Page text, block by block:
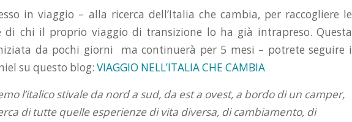
in viaggio – alla ricerca dell’Italia che cambia, per raccogliere le
di chi il proprio viaggio di transizione lo ha già intrapreso. Questa
da pochi giorni ma continuerà per 5 mesi – potrete seguire i
su questo blog: VIAGGIO NELL’ITALIA CHE CAMBIA
l’italico stivale da nord a sud, da est a ovest, a bordo di un camper,
di tutte quelle esperienze di vita diversa, di cambiamento, di